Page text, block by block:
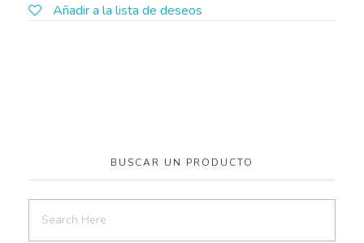
Añadir a la lista de deseos
BUSCAR UN PRODUCTO